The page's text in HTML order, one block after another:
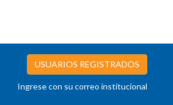
USUARIOS REGISTRADOS
Ingrese con su correo institucional